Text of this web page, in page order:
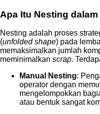
Apa Itu Nesting
Nesting adalah proses
(unfolded shape) pada
memaksimalkan jumlah
meminimalkan scrap.
Manual Nesting:
operator dengan
mengelompokkan
atau bentuk sangat